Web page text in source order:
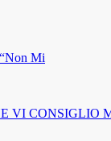
Mi
VI CONSIGLIO